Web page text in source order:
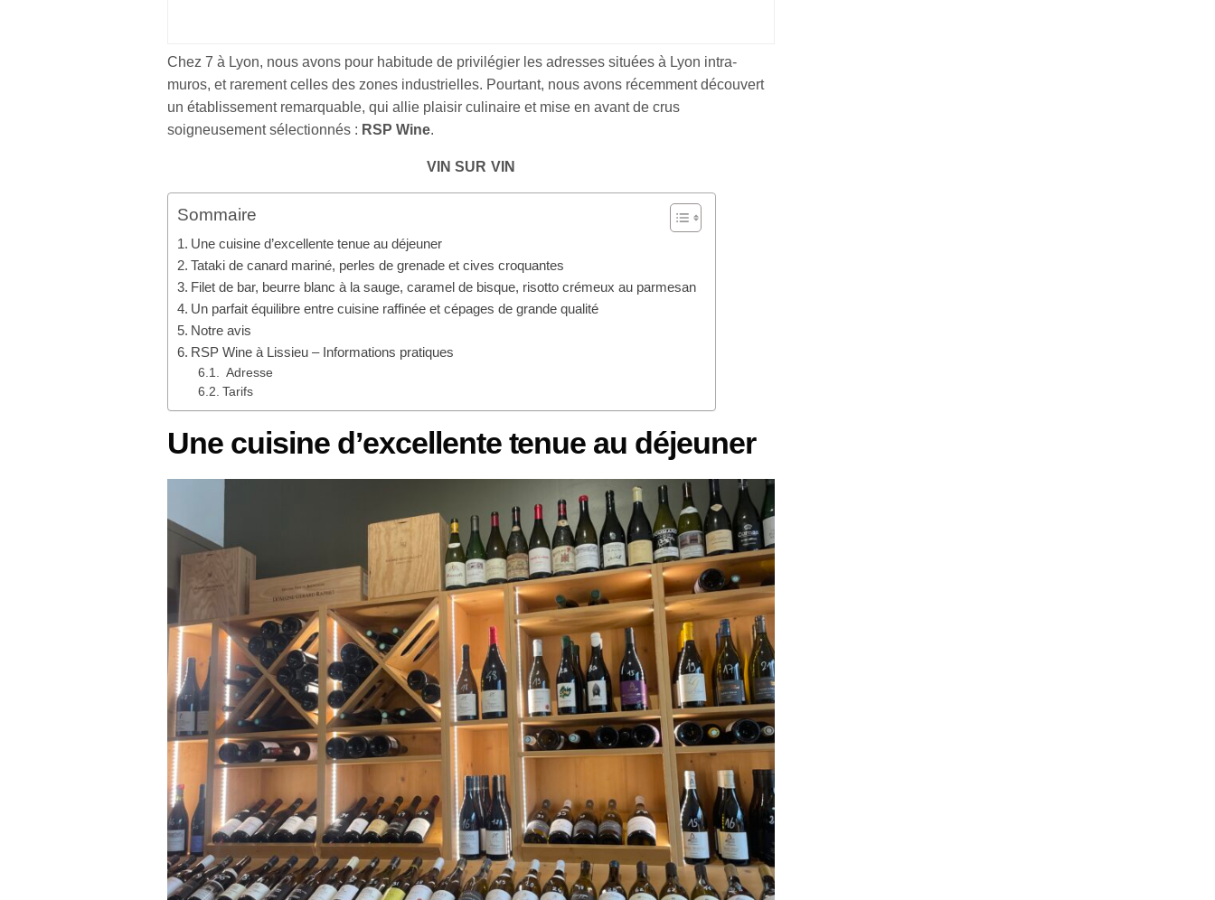
Chez 7 à Lyon, nous avons pour habitude de privilégier les adresses situées à Lyon intra-
muros, et rarement celles des zones industrielles. Pourtant, nous avons récemment découvert
un établissement remarquable, qui allie plaisir culinaire et mise en avant de crus
soigneusement sélectionnés : RSP Wine.
VIN SUR VIN
Sommaire
Une cuisine d’excellente tenue au déjeuner
Tataki de canard mariné, perles de grenade et cives croquantes
Filet de bar, beurre blanc à la sauge, caramel de bisque, risotto crémeux au parmesan
Un parfait équilibre entre cuisine raffinée et cépages de grande qualité
Notre avis
RSP Wine à Lissieu – Informations pratiques
Adresse
Tarifs
Une cuisine d’excellente tenue au déjeuner